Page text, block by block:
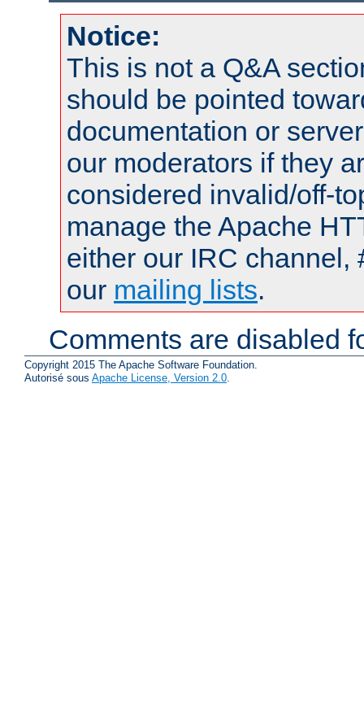
Notice:
This is not a Q&A
should be pointed
documentation or
our moderators if they
considered invalid/off-
manage the Apache
either our IRC channel,
our mailing lists.
Comments are disabled
Copyright 2015 The Apache Software Foundation.
Autorisé sous Apache License, Version 2.0